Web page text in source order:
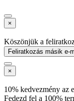
×
Köszönjük a
Feliratkozás másik e-
×
10% kedvezmény az
Fedezd fel a 100%